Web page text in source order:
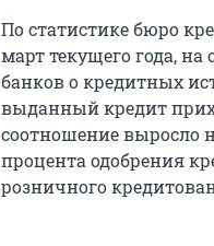
По статистике бюро
март текущего года,
банков о кредитных
выданный кредит
соотношение выросло
процента одобрения
розничного